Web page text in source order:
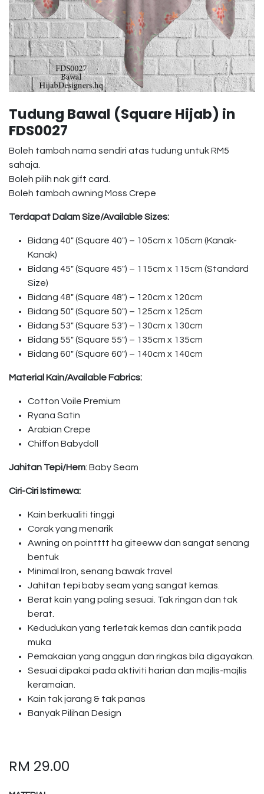
Tudung Bawal (Square Hijab) in
FDS0027
Boleh tambah nama sendiri atas tudung untuk RM5
sahaja.
Boleh pilih nak gift card.
Boleh tambah awning Moss Crepe
Terdapat Dalam Size/Available Sizes:
Bidang 40″ (Square 40″) – 105cm x 105cm (Kanak-
Kanak)
Bidang 45″ (Square 45″) – 115cm x 115cm (Standard
Size)
Bidang 48″ (Square 48″) – 120cm x 120cm
Bidang 50″ (Square 50″) – 125cm x 125cm
Bidang 53″ (Square 53″) – 130cm x 130cm
Bidang 55″ (Square 55″) – 135cm x 135cm
Bidang 60″ (Square 60″) – 140cm x 140cm
Material Kain/Available Fabrics:
Cotton Voile Premium
Ryana Satin
Arabian Crepe
Chiffon Babydoll
Jahitan Tepi/Hem: Baby Seam
Ciri-Ciri Istimewa:
Kain berkualiti tinggi
Corak yang menarik
Awning on pointttt ha giteeww dan sangat senang
bentuk
Minimal Iron, senang bawak travel
Jahitan tepi baby seam yang sangat kemas.
Berat kain yang paling sesuai. Tak ringan dan tak
berat.
Kedudukan yang terletak kemas dan cantik pada
muka
Pemakaian yang anggun dan ringkas bila digayakan.
Sesuai dipakai pada aktiviti harian dan majlis-majlis
keramaian.
Kain tak jarang & tak panas
Banyak Pilihan Design
RM 29.00